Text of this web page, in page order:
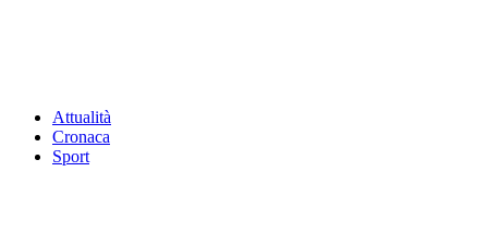
Attualità
Cronaca
Sport